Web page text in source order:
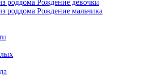
роддома Рождение девочки
роддома Рождение мальчика